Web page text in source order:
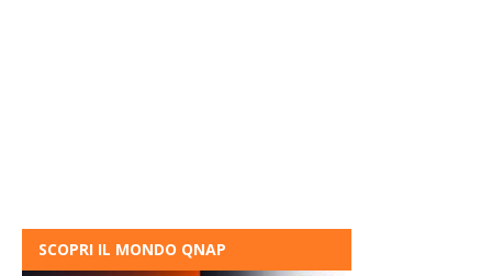
SCOPRI IL MONDO QNAP